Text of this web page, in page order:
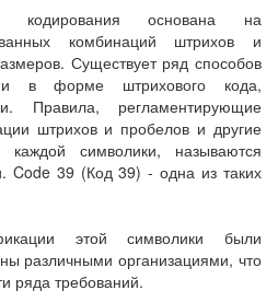
кодирования основана на
комбинаций штрихов и
Существует ряд способов
в форме штрихового кода,
Правила, регламентирующие
штрихов и пробелов и другие
каждой символики, называются
Code 39 (Код 39) - одна из таких
этой символики были
различными организациями, что
ряда требований.